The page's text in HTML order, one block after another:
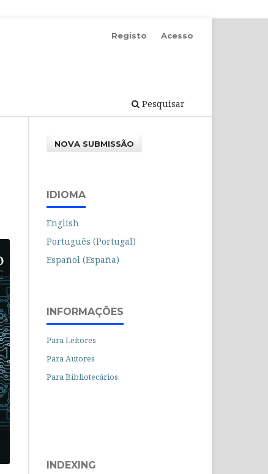
Pesquisar
Registo Acesso
NOVA SUBMISSÃO
IDIOMA
English
Português (Portugal)
Español (España)
INFORMAÇÕES
Para Leitores
Para Autores
Para Bibliotecários
INDEXING